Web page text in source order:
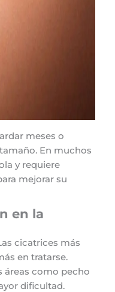
meses o
En muchos
y requiere
mejorar su
en la
cicatrices más
en tratarse.
áreas como pecho
dificultad.